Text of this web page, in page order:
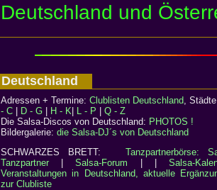
Deutschland und
Deutschland
Adressen + Termine: Clublisten Deutschland,
- C
D - G H - K L - P
Q - Z
Die Salsa-Discos von Deutschland: PHOTOS !
Bildergalerie: die Salsa-DJ´s von Deutschland
SCHWARZES BRETT:Tanzpartnerbörse:
Tanzpartner|Salsa-Forum | |Salsa-
Veranstaltungen in Deutschland, aktuelle
zur Clubliste